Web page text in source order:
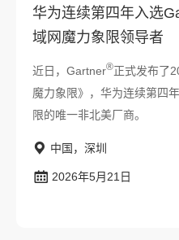
华为连续第四年入选
域网魔力象限领导者
近日，Gartner®正式发布了
魔力象限》，华为连续第四
限的唯一非北美厂商。
中国，深圳
2026年5月21日